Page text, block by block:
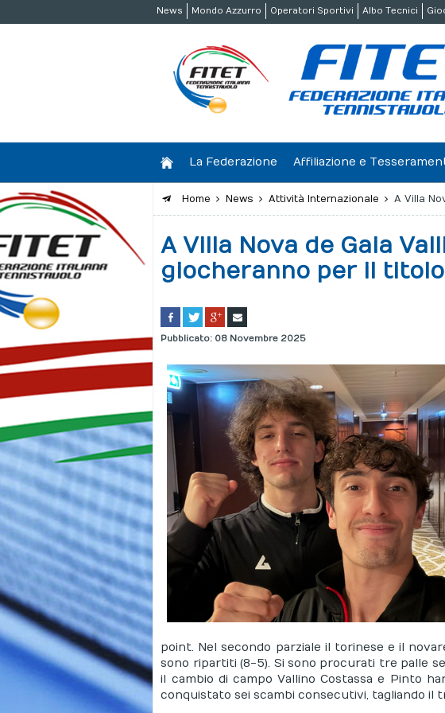
News Mondo Azzurro Operatori Sportivi Albo Tecnici
La Federazione Affiliazione e
Home News Attività Internazionale A Villa
A Villa Nova de Gaia
giocheranno per il titolo
Pubblicato: 08 Novembre 2025
point. Nel secondo parziale il torinese e il
sono ripartiti (8-5). Si sono procurati tre palle
il cambio di campo Vallino Costassa e Pinto
conquistato sei scambi consecutivi, tagliando il